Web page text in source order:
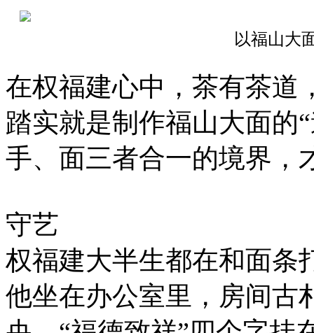
以福山大
在权福建心中，茶有茶道
踏实就是制作福山大面的
手、面三者合一的境界，
守艺
权福建大半生都在和面条
他坐在办公室里，房间古